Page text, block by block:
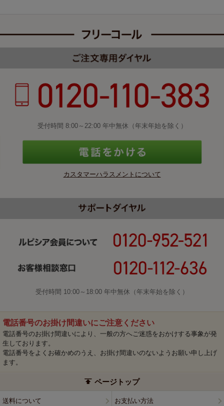
受付時間 8:00～22:00 年中無休（年末年始を除く）
カスタマーハラスメントについて
受付時間 10:00～18:00 年中無休（年末年始を除く）
電話番号のお掛け間違いにご注意ください
電話番号のお掛け間違いにより、一般の方へご迷惑をおかけする事象が発
生しております。
電話番号をよくお確かめのうえ、お掛け間違いのないようお願い申し上げ
ます。
ページトップ
送料について お支払い方法